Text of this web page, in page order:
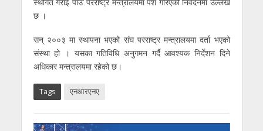
छ ।
सन् २००३ मा स्थापना भएको संघ परराष्ट्र मन्त्रालयमा दर्ता भएको
संस्था हो । यसका गतिविधि अनुगमन गर्दै आवश्यक निर्देशन दिने
अधिकार मन्त्रालयमा रहेको छ।
Tags एनआरएनए